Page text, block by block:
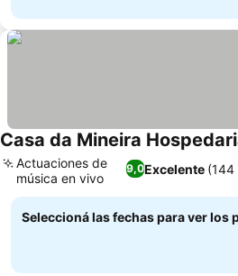
Casa da Mineira
9,0Excelente (144
Actuaciones de
música en vivo
Seleccioná las fechas para ver los